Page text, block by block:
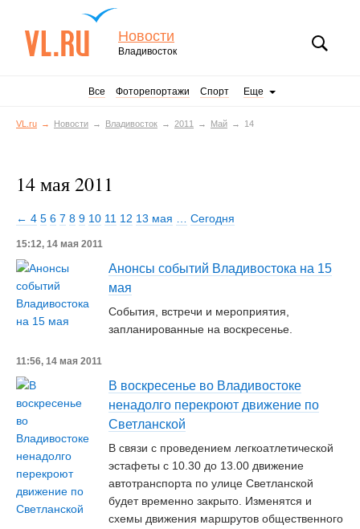
Новости
Владивосток
Все Фоторепортажи Спорт Еще
VL.ru Новости Владивосток 2011 Май 14
14 мая 2011
← 4 5 6 7 8 9 10 11 12 13 мая Сегодня
15:12, 14 мая 2011
Анонсы событий Владивостока на 15
мая
События, встречи и мероприятия,
запланированные на воскресенье.
11:56, 14 мая 2011
В воскресенье во Владивостоке
ненадолго перекроют движение по
Светланской
В связи с проведением легкоатлетической
эстафеты с 10.30 до 13.00 движение
автотранспорта по улице Светланской
будет временно закрыто. Изменятся и
схемы движения маршрутов общественного